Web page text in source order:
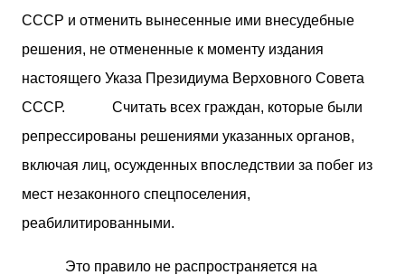
СССР и отменить вынесенные ими внесудебные
решения, не отмененные к моменту издания
настоящего Указа Президиума Верховного Совета
СССР. Считать всех граждан, которые были
репрессированы решениями указанных органов,
включая лиц, осужденных впоследствии за побег из
мест незаконного спецпоселения,
реабилитированными.
Это правило не распространяется на